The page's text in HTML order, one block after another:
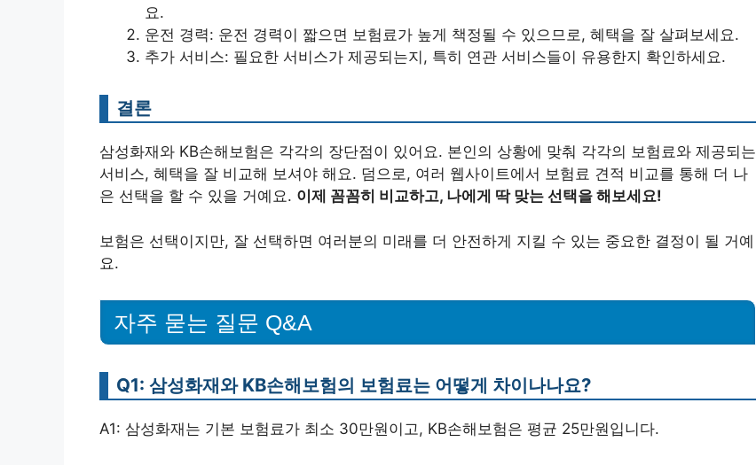
요.
운전 경력: 운전 경력이 짧으면 보험료가 높게 책정될 수 있으므로, 혜택을 잘 살펴보세요.
추가 서비스: 필요한 서비스가 제공되는지, 특히 연관 서비스들이 유용한지 확인하세요.
결론
삼성화재와 KB손해보험은 각각의 장단점이 있어요. 본인의 상황에 맞춰 각각의 보험료와 제공되는
서비스, 혜택을 잘 비교해 보셔야 해요. 덤으로, 여러 웹사이트에서 보험료 견적 비교를 통해 더 나
은 선택을 할 수 있을 거예요. 이제 꼼꼼히 비교하고, 나에게 딱 맞는 선택을 해보세요!
보험은 선택이지만, 잘 선택하면 여러분의 미래를 더 안전하게 지킬 수 있는 중요한 결정이 될 거예
요.
자주 묻는 질문 Q&A
Q1: 삼성화재와 KB손해보험의 보험료는 어떻게 차이나나요?
A1: 삼성화재는 기본 보험료가 최소 30만원이고, KB손해보험은 평균 25만원입니다.